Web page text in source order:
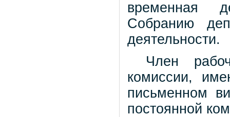
временная
Собранию
деятельности.
Член
комиссии,
письменном
постоянной